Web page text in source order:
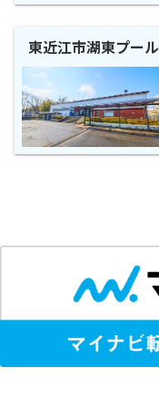
東近江市湖東プール